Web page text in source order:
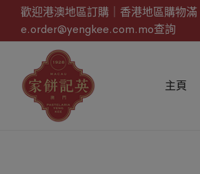
歡迎港澳地區訂購｜香港地區購物滿
e.order@yengkee.com.mo查詢
主頁